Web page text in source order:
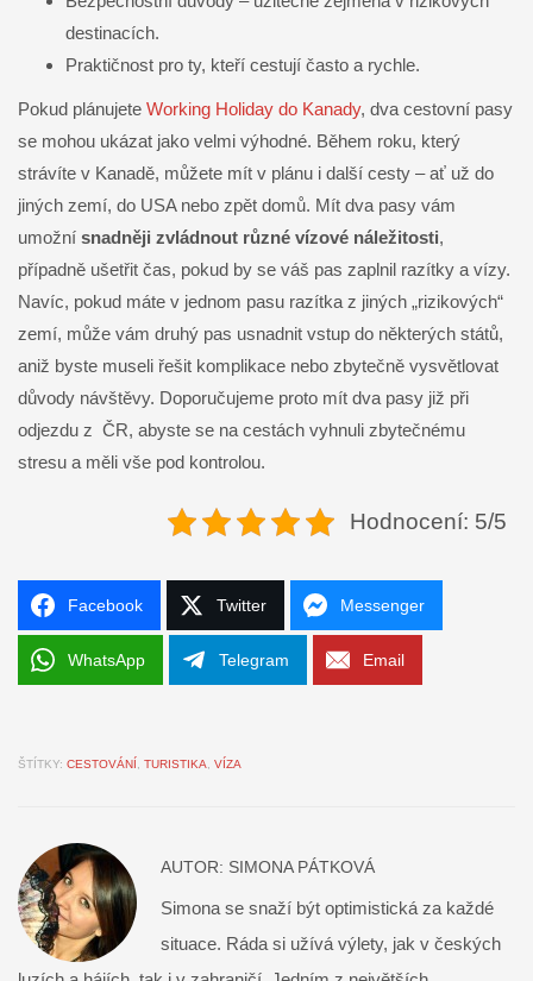
destinacích.
Praktičnost pro ty, kteří cestují často a rychle.
Pokud plánujete Working Holiday do Kanady, dva cestovní pasy
se mohou ukázat jako velmi výhodné. Během roku, který
strávíte v Kanadě, můžete mít v plánu i další cesty – ať už do
jiných zemí, do USA nebo zpět domů. Mít dva pasy vám
umožní snadněji zvládnout různé vízové náležitosti,
případně ušetřit čas, pokud by se váš pas zaplnil razítky a vízy.
Navíc, pokud máte v jednom pasu razítka z jiných „rizikových“
zemí, může vám druhý pas usnadnit vstup do některých států,
aniž byste museli řešit komplikace nebo zbytečně vysvětlovat
důvody návštěvy. Doporučujeme proto mít dva pasy již při
odjezdu z ČR, abyste se na cestách vyhnuli zbytečnému
stresu a měli vše pod kontrolou.
Hodnocení: 5/5
Facebook Twitter Messenger
WhatsApp Telegram Email
ŠTÍTKY: CESTOVÁNÍ, TURISTIKA, VÍZA
AUTOR: SIMONA PÁTKOVÁ
Simona se snaží být optimistická za každé
situace. Ráda si užívá výlety, jak v českých